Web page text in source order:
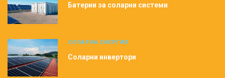
Батерии за соларни системи
СОЛАРНА ЕНЕРГИЯ
Соларни инвертори